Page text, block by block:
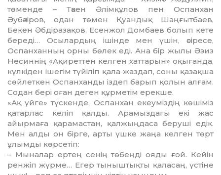
төменде – Тәкен Әлімқұлов пен Оспанхан
Әубәкіров, одан төмен Қуандық Шаңғытбаев,
Бекен Әбдіразақов, Есенжол Домбаев болып кете
береді… Осылардың ішінде мен үшін, әсіресе,
Оспанханның орны бөлек еді. Ана бір жылы Әзиз
Несиннің «Ақиреттен келген хаттарын» оқығанда,
күлкіден ішегім түйіліп қала жаздап, соны қазақша
сөйлеткен Оспанханды іздеп барып қолын алғам.
Содан бері оған деген құрметім ерекше.
«Ақ үйге» түскенде, Оспанхан екеуміздің көшіміз
қатарлас келіп қалды. Арамыздағы екі жас
айырмаға қарамастан, қалжыңдаса беруші едік.
Мен алды он бірге, арты үшке жаңа келген төрт
ұлымды көрсетіп:
– Мыналар ертең сенің төбеңді ояды ғой. Кейін
ренжіп жүрме… Егер тыныштықты қаласаң, үстіне